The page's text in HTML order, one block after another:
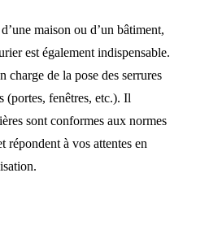
maison ou d’un bâtiment,
est également indispensable.
charge de la pose des serrures
(portes, fenêtres, etc.). Il
sont conformes aux normes
répondent à vos attentes en